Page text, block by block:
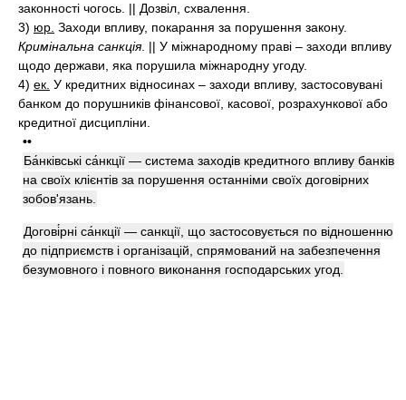
законності чогось. || Дозвіл, схвалення.
3) юр. Заходи впливу, покарання за порушення закону.
Кримінальна санкція. || У міжнародному праві – заходи впливу
щодо держави, яка порушила міжнародну угоду.
4) ек. У кредитних відносинах – заходи впливу, застосовувані
банком до порушників фінансової, касової, розрахункової або
кредитної дисципліни.
••
Ба́нківські са́нкції — система заходів кредитного впливу банків
на своїх клієнтів за порушення останніми своїх договірних
зобов'язань.
Догові́рні са́нкції — санкції, що застосовується по відношенню
до підприємств і організацій, спрямований на забезпечення
безумовного і повного виконання господарських угод.